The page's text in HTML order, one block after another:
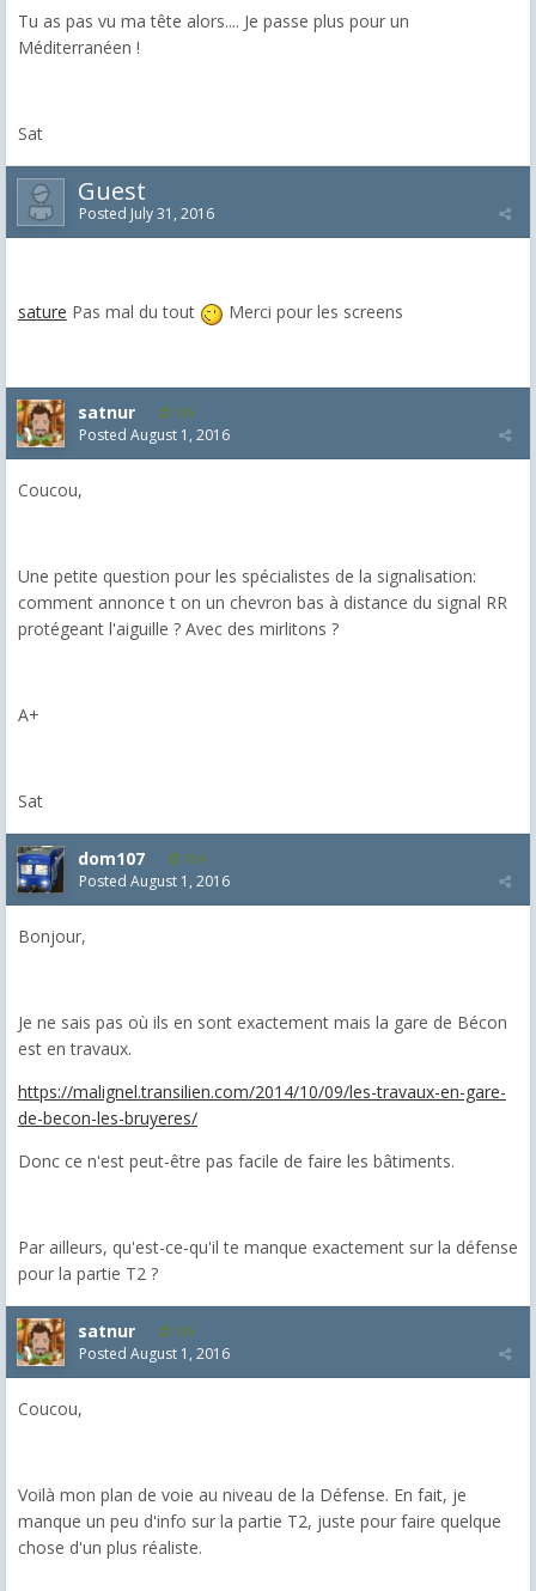
Tu as pas vu ma tête alors.... Je passe plus pour un
Méditerranéen !
Sat
Guest
Posted July 31, 2016
sature Pas mal du tout Merci pour les screens
satnur 135
Posted August 1, 2016
Coucou,
Une petite question pour les spécialistes de la signalisation:
comment annonce t on un chevron bas à distance du signal RR
protégeant l'aiguille ? Avec des mirlitons ?
A+
Sat
dom107 154
Posted August 1, 2016
Bonjour,
Je ne sais pas où ils en sont exactement mais la gare de Bécon
est en travaux.
https://malignel.transilien.com/2014/10/09/les-travaux-en-gare-
de-becon-les-bruyeres/
Donc ce n'est peut-être pas facile de faire les bâtiments.
Par ailleurs, qu'est-ce-qu'il te manque exactement sur la défense
pour la partie T2 ?
satnur 135
Posted August 1, 2016
Coucou,
Voilà mon plan de voie au niveau de la Défense. En fait, je
manque un peu d'info sur la partie T2, juste pour faire quelque
chose d'un plus réaliste.